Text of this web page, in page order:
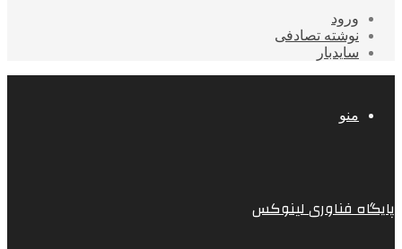
ورود
نوشته تصادفی
سایدبار
منو
پایگاه فناوری لینوکس